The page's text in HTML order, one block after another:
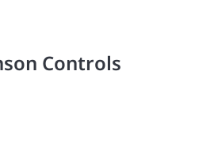
Controls